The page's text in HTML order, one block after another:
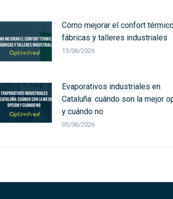
Cómo mejorar el confort
fábricas y talleres industriales
13/06/2026
Evaporativos industriales en
Cataluña: cuándo son la mejor
y cuándo no
05/06/2026